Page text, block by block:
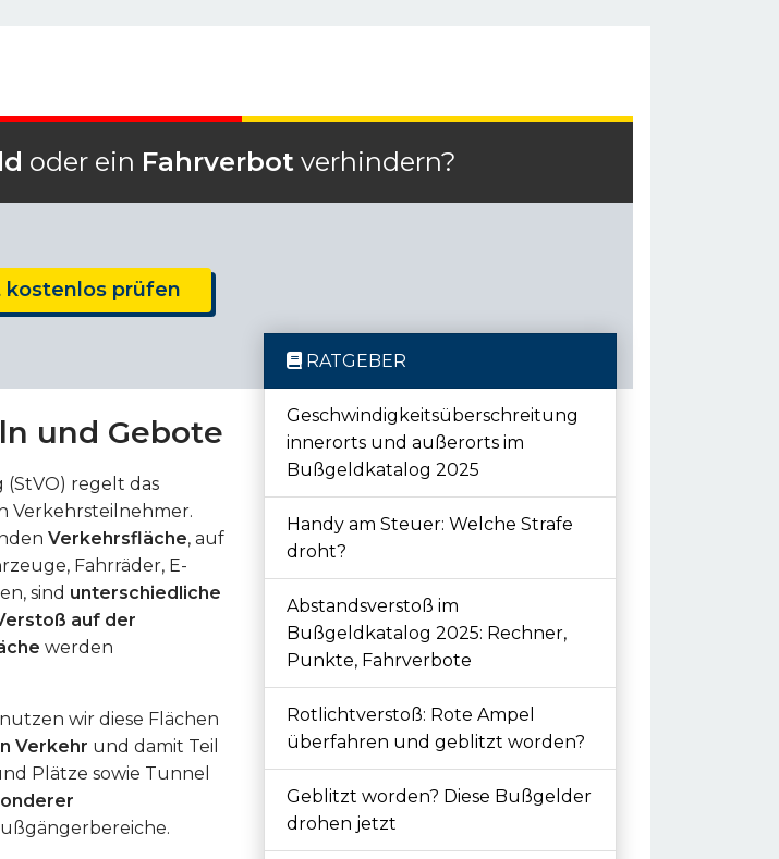
oder ein Fahrverbot verhindern?
prüfen
und Gebote
regelt das
Verkehrsteilnehmer.
Verkehrsfläche, auf
Fahrräder, E-
sind unterschiedliche
auf der
werden
wir diese Flächen
Verkehr und damit Teil
Plätze sowie Tunnel
RATGEBER
Geschwindigkeitsüberschreitung
innerorts und außerorts im
Bußgeldkatalog 2025
Handy am Steuer: Welche Strafe
droht?
Abstandsverstoß im
Bußgeldkatalog 2025: Rechner,
Punkte, Fahrverbote
Rotlichtverstoß: Rote Ampel
überfahren und geblitzt worden?
Geblitzt worden? Diese Bußgelder
drohen jetzt